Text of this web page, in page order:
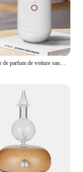
Diffuseur de parfum de voiture sans eau, mini diffuseur de château essentiel, aromathérapie, atomisation supérieure, désodorisant pour la maison